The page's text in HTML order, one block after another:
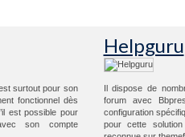
surtout pour son
fonctionnel dès
est possible pour
son compte
Helpguru
Il dispose de
forum avec
configuration
pour cette